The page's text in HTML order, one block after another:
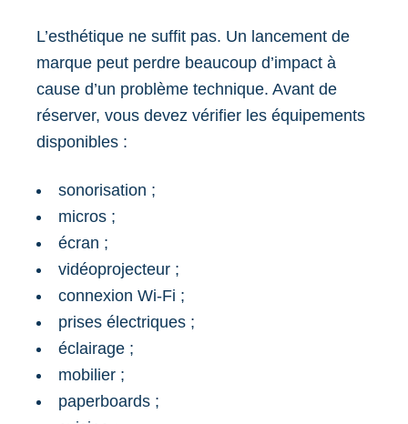
L’esthétique ne suffit pas. Un lancement de
marque peut perdre beaucoup d’impact à
cause d’un problème technique. Avant de
réserver, vous devez vérifier les équipements
disponibles :
sonorisation ;
micros ;
écran ;
vidéoprojecteur ;
connexion Wi-Fi ;
prises électriques ;
éclairage ;
mobilier ;
paperboards ;